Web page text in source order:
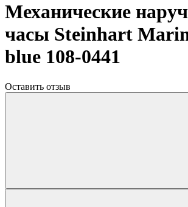
Механические
часы Steinhart
blue 108-0441
Оставить отзыв